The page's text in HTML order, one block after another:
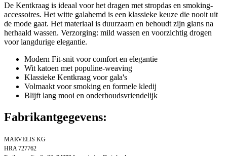
De Kentkraag is ideaal voor het dragen met stropdas en smoking-
accessoires. Het witte galahemd is een klassieke keuze die nooit uit
de mode gaat. Het materiaal is duurzaam en behoudt zijn glans na
herhaald wassen. Verzorging: mild wassen en voorzichtig drogen
voor langdurige elegantie.
Modern Fit-snit voor comfort en elegantie
Wit katoen met populine-weaving
Klassieke Kentkraag voor gala's
Volmaakt voor smoking en formele kledij
Blijft lang mooi en onderhoudsvriendelijk
Fabrikantgegevens:
MARVELIS KG
HRA 727762